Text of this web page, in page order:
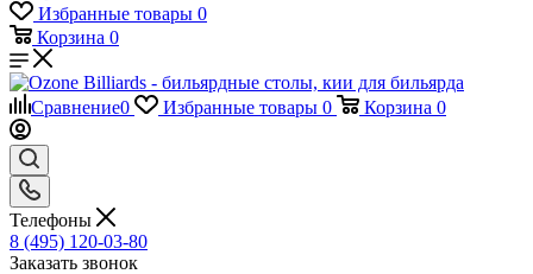
Избранные товары 0
Корзина 0
Сравнение0 Избранные товары 0 Корзина 0
Телефоны
8 (495) 120-03-80
Заказать звонок